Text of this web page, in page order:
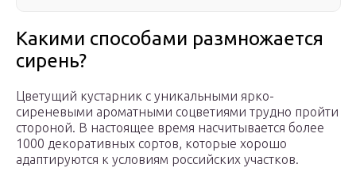
Какими способами размножается
сирень?
Цветущий кустарник с уникальными ярко-
сиреневыми ароматными соцветиями трудно пройти
стороной. В настоящее время насчитывается более
1000 декоративных сортов, которые хорошо
адаптируются к условиям российских участков.